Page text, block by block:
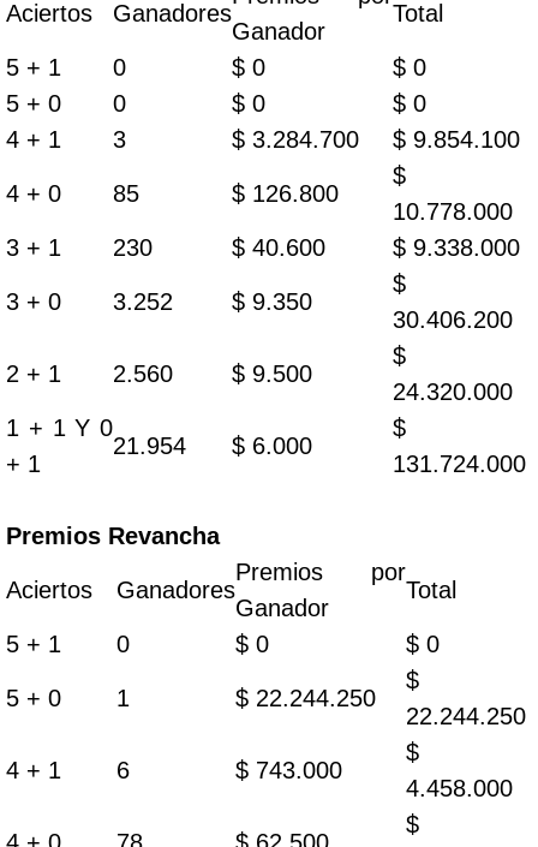
Aciertos Ganadores
Ganador
Total
5 + 1 0 $ 0
$ 0
5 + 0
0 $ 0
$ 0
4 + 1
3 $ 3.284.700 $ 9.854.100
4 + 0 85 $ 126.800
$
10.778.000
3 + 1
230 $ 40.600 $ 9.338.000
3 + 0 3.252 $ 9.350
$
30.406.200
2 + 1 2.560 $ 9.500
$
24.320.000
1 + 1 Y 0
+ 1
21.954 $ 6.000
$
131.724.000
Premios Revancha
Aciertos Ganadores
Premios por
Ganador
Total
5 + 1 0 $ 0 $ 0
5 + 0 1 $ 22.244.250
$
22.244.250
4 + 1 6 $ 743.000
$
4.458.000
$